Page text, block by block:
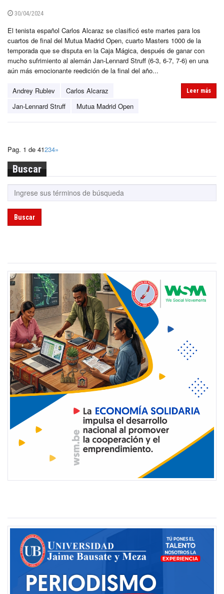
30/04/2024
El tenista español Carlos Alcaraz se clasificó este martes para los
cuartos de final del Mutua Madrid Open, cuarto Masters 1000 de la
temporada que se disputa en la Caja Mágica, después de ganar con
mucho sufrimiento al alemán Jan-Lennard Struff (6-3, 6-7, 7-6) en una
aún más emocionante reedición de la final del año...
Andrey Rublev
Carlos Alcaraz
Jan-Lennard Struff
Mutua Madrid Open
Leer más
Pag. 1 de 41234»
Buscar
Buscar